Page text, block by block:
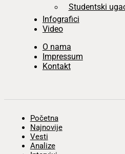
Studentski
Infografici
Video
O nama
Impressum
Kontakt
Početna
Najnovije
Vesti
Analize